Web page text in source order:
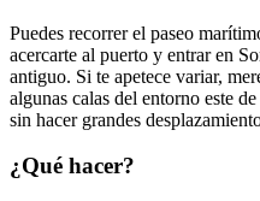
Puedes recorrer el paseo
acercarte al puerto y entrar en
antiguo. Si te apetece variar,
algunas calas del entorno este
sin hacer grandes
¿Qué hacer?